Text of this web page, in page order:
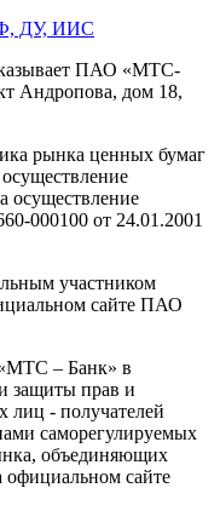
ДУ, ИИС
ПАО «МТС-
Андропова, дом 18,
рынка ценных бумаг
осуществление
000100 от 24.01.2001
участником
сайте ПАО
– Банк» в
защиты прав и
лиц - получателей
саморегулируемых
объединяющих
официальном сайте